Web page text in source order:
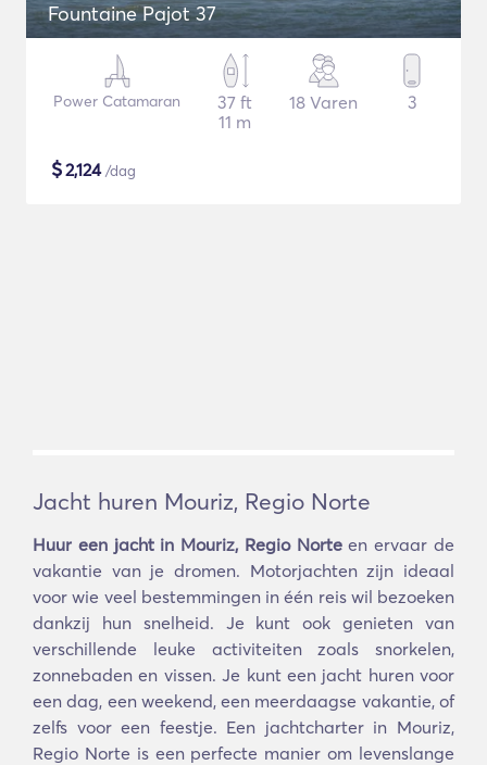
Fountaine Pajot 37
Power Catamaran
37 ft
11 m
18 Varen 3
$2,124/dag
Jacht huren Mouriz, Regio Norte
Huur een jacht in Mouriz, Regio Norteen ervaar de
vakantie van je dromen. Motorjachten zijn ideaal
voor wie veel bestemmingen in één reis wil bezoeken
dankzij hun snelheid. Je kunt ook genieten van
verschillende leuke activiteiten zoals snorkelen,
zonnebaden en vissen. Je kunt een jacht huren voor
een dag, een weekend, een meerdaagse vakantie, of
zelfs voor een feestje. Een jachtcharter in Mouriz,
Regio Norte is een perfecte manier om levenslange